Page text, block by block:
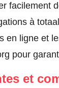
facilement
à
en ligne et
pour
et